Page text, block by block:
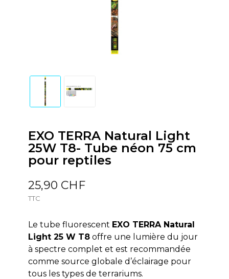
EXO TERRA Natural Light
25W T8- Tube néon 75 cm
pour reptiles
25,90 CHF
TTC
Le tube fluorescent EXO TERRA Natural
Light 25 W T8offre une lumière du jour
à spectre complet et est recommandée
comme source globale d’éclairage pour
tous les types de terrariums.